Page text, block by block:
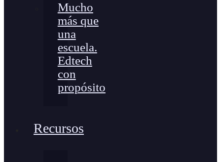
Mucho
más que
una
escuela.
Edtech
con
propósito
Recursos